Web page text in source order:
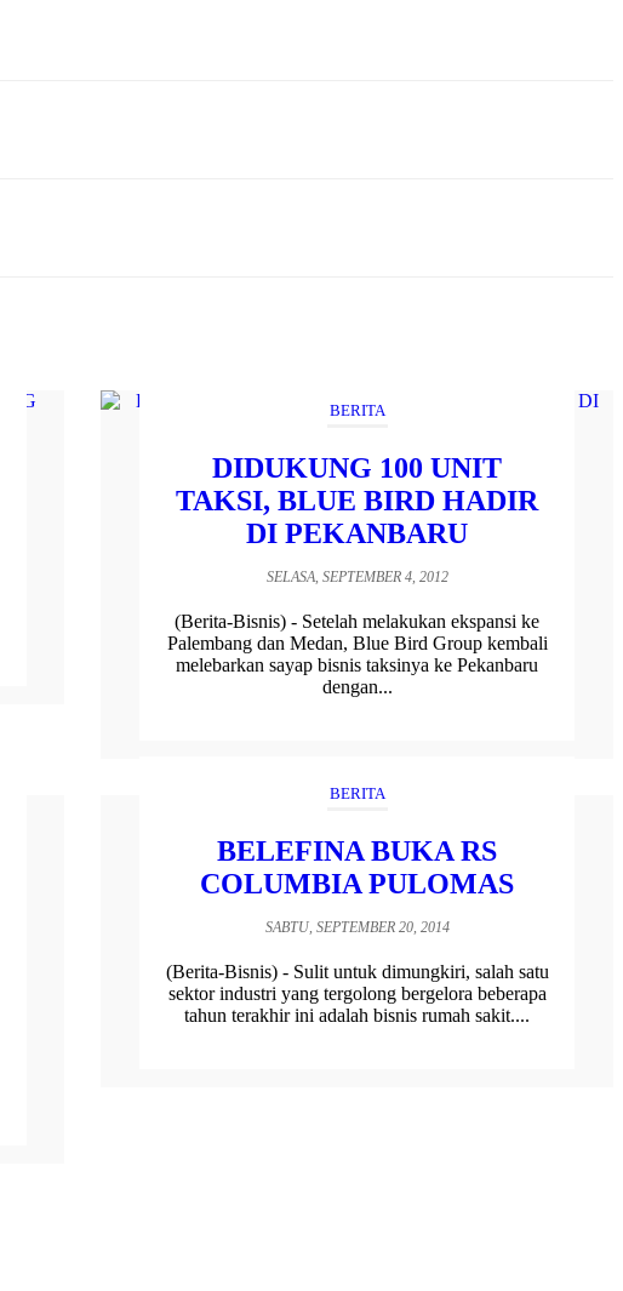
BERITA
DIDUKUNG 100 UNIT
TAKSI, BLUE BIRD HADIR
DI PEKANBARU
SELASA, SEPTEMBER 4, 2012
(Berita-Bisnis) - Setelah melakukan ekspansi ke
Palembang dan Medan, Blue Bird Group kembali
melebarkan sayap bisnis taksinya ke Pekanbaru
dengan...
BERITA
BELEFINA BUKA RS
COLUMBIA PULOMAS
SABTU, SEPTEMBER 20, 2014
(Berita-Bisnis) - Sulit untuk dimungkiri, salah satu
sektor industri yang tergolong bergelora beberapa
tahun terakhir ini adalah bisnis rumah sakit....